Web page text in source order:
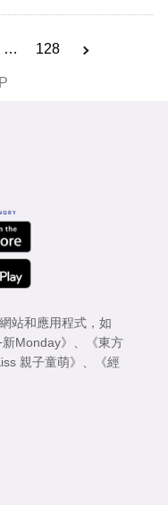
… 128
站和應用程式，如
新Monday》 、
《東方
親子童萌》 、
《經